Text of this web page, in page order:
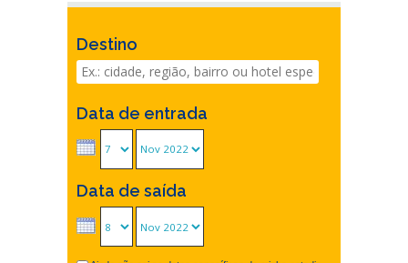
Destino
Data de entrada
Data de saída